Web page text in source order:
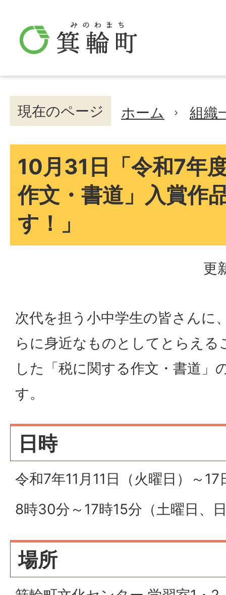
現在のページ ホーム 組織
10月31日「令和7年
作文・書道」入賞作
す！」
更
次代を担う小中学生の皆さんに
らに身近なものとしてとらえる
した「税に関する作文・書道」
す。
日時
令和7年11月11日（火曜日）～
8時30分～17時15分（土曜日、
場所